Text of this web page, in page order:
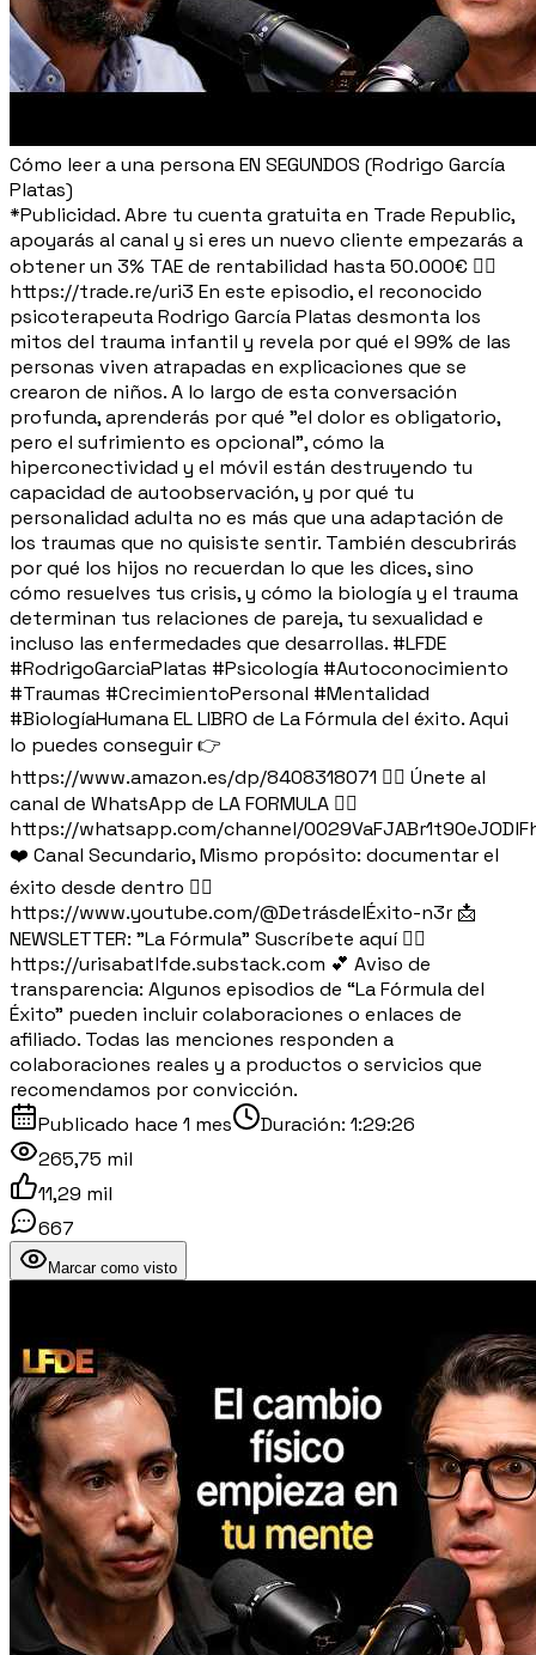
Cómo leer a una persona EN SEGUNDOS (Rodrigo García
Platas)
*Publicidad. Abre tu cuenta gratuita en Trade Republic,
apoyarás al canal y si eres un nuevo cliente empezarás a
obtener un 3% TAE de rentabilidad hasta 50.000€ 👉🏼
https://trade.re/uri3 En este episodio, el reconocido
psicoterapeuta Rodrigo García Platas desmonta los
mitos del trauma infantil y revela por qué el 99% de las
personas viven atrapadas en explicaciones que se
crearon de niños. A lo largo de esta conversación
profunda, aprenderás por qué "el dolor es obligatorio,
pero el sufrimiento es opcional", cómo la
hiperconectividad y el móvil están destruyendo tu
capacidad de autoobservación, y por qué tu
personalidad adulta no es más que una adaptación de
los traumas que no quisiste sentir. También descubrirás
por qué los hijos no recuerdan lo que les dices, sino
cómo resuelves tus crisis, y cómo la biología y el trauma
determinan tus relaciones de pareja, tu sexualidad e
incluso las enfermedades que desarrollas. #LFDE
#RodrigoGarciaPlatas #Psicología #Autoconocimiento
#Traumas #CrecimientoPersonal #Mentalidad
#BiologíaHumana EL LIBRO de La Fórmula del éxito. Aqui
lo puedes conseguir 👉
https://www.amazon.es/dp/8408318071 👉🏽 Únete al
canal de WhatsApp de LA FORMULA 👉🏽
https://whatsapp.com/channel/
❤️ Canal Secundario, Mismo propósito: documentar el
éxito desde dentro 👉🏻
https://www.youtube.com/@DetrásdelÉxito-n3r 📩
NEWSLETTER: "La Fórmula" Suscríbete aquí 👉🏽
https://urisabatlfde.substack.com 💕 Aviso de
transparencia: Algunos episodios de “La Fórmula del
Éxito” pueden incluir colaboraciones o enlaces de
afiliado. Todas las menciones responden a
colaboraciones reales y a productos o servicios que
recomendamos por convicción.
Publicado hace 1 mes Duración: 1:29:26
265,75 mil
11,29 mil
667
Marcar como visto